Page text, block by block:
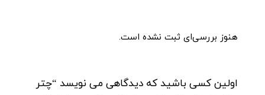
هنوز بررسی‌ای ثبت نشده است.
اولین کسی باشید که دیدگاهی می نویسد “چتر